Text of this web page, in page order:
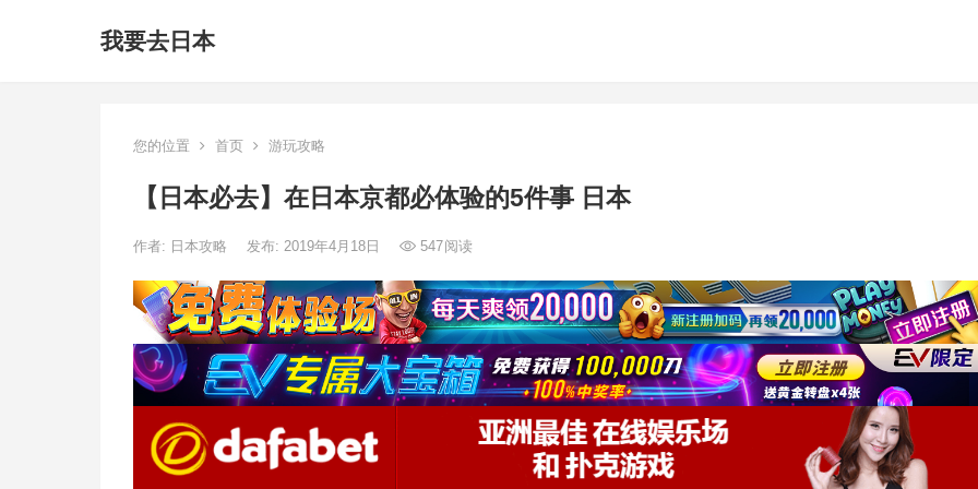
我要去日本
您的位置 首页 游玩攻略
【日本必去】在日本京都必体验的5件事 日本
作者: 日本攻略 发布: 2019年4月18日 547阅读